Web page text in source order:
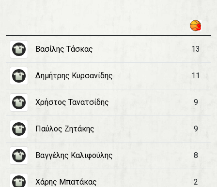
Βασίλης Τάσκας 13
Δημήτρης Κυρσανίδης 11
Χρήστος Τανατσίδης 9
Παύλος Ζητάκης 9
Βαγγέλης Καλιφούλης 8
Χάρης Μπατάκας 2